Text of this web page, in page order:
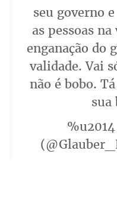
seu governo
as pessoas
enganação do
validade. Vai
não é bobo.
sua